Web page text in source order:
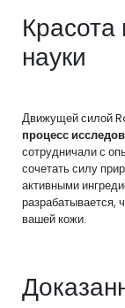
Красота
науки
Движущей силой
процесс
сотрудничали с
сочетать силу
активными
разрабатывается,
вашей кожи.